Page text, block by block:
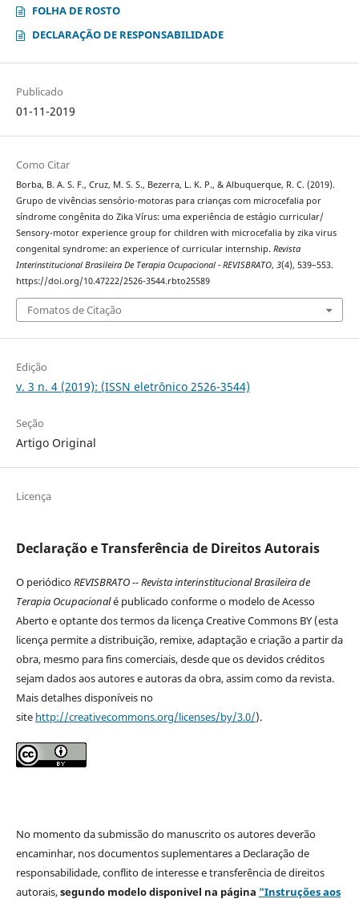
FOLHA DE ROSTO
DECLARAÇÃO DE RESPONSABILIDADE
Publicado
01-11-2019
Como Citar
Borba, B. A. S. F., Cruz, M. S. S., Bezerra, L. K. P., & Albuquerque, R. C. (2019).
Grupo de vivências sensório-motoras para crianças com microcefalia por
síndrome congênita do Zika Vírus: uma experiência de estágio curricular/
Sensory-motor experience group for children with microcefalia by zika virus
congenital syndrome: an experience of curricular internship. Revista
Interinstitucional Brasileira De Terapia Ocupacional - REVISBRATO, 3(4), 539–553.
https://doi.org/10.47222/2526-3544.rbto25589
Fomatos de Citação
Edição
v. 3 n. 4 (2019): (ISSN eletrônico 2526-3544)
Seção
Artigo Original
Licença
Declaração e Transferência de Direitos Autorais
O periódicoREVISBRATO -- Revista interinstitucional Brasileira de
Terapia Ocupacionalé publicado conforme o modelo de Acesso
Aberto e optante dos termos da licença Creative Commons BY (esta
licença permite a distribuição, remixe, adaptação e criação a partir da
obra, mesmo para fins comerciais, desde que os devidos créditos
sejam dados aos autores e autoras da obra, assim como da revista.
Mais detalhes disponíveis no
site http://creativecommons.org/licenses/by/3.0/).
No momento da submissão do manuscrito os autores deverão
encaminhar, nos documentos suplementares a Declaração de
responsabilidade, conflito de interesse e transferência de direitos
autorais,segundo modelodisponivel na página "Instruções aos